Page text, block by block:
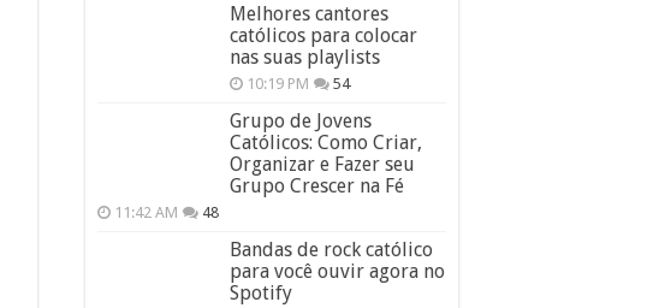
Melhores cantores
católicos para colocar
nas suas playlists
10:19 PM 54
Grupo de Jovens
Católicos: Como Criar,
Organizar e Fazer seu
Grupo Crescer na Fé
11:42 AM 48
Bandas de rock católico
para você ouvir agora no
Spotify